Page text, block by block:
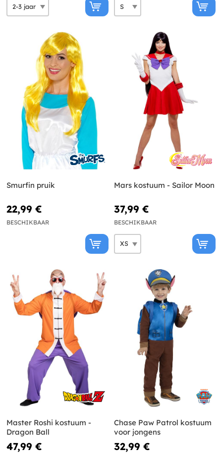
Smurfin pruik
22,99 €
BESCHIKBAAR
Mars kostuum - Sailor Moon
37,99 €
BESCHIKBAAR
Master Roshi kostuum -
Dragon Ball
47,99 €
Chase Paw Patrol kostuum
voor jongens
32,99 €